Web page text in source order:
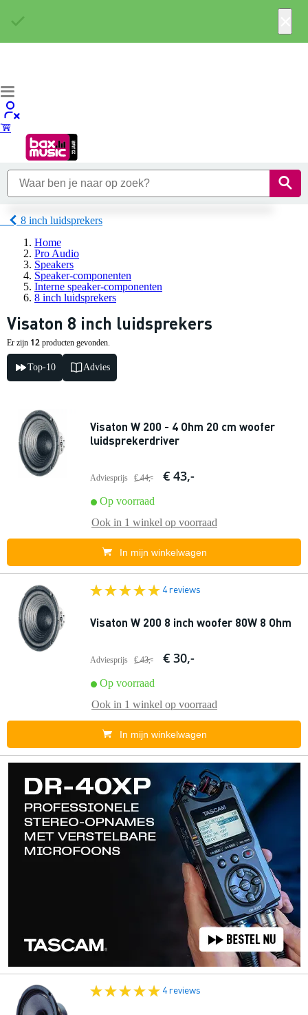
8 inch luidsprekers
Home
Pro Audio
Speakers
Speaker-componenten
Interne speaker-componenten
8 inch luidsprekers
Visaton 8 inch luidsprekers
Er zijn 12 producten gevonden.
Top-10 Advies
Visaton W 200 - 4 Ohm 20 cm woofer
luidsprekerdriver
Adviesprijs € 44,- € 43,-
Op voorraad
Ook in 1 winkel op voorraad
In mijn winkelwagen
4 reviews
Visaton W 200 8 inch woofer 80W 8 Ohm
Adviesprijs € 43,- € 30,-
Op voorraad
Ook in 1 winkel op voorraad
In mijn winkelwagen
4 reviews